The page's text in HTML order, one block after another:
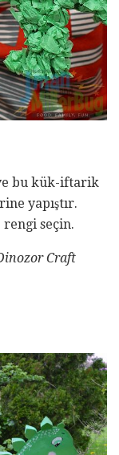
ve bu kük-iftarik
yapıştır.
rengi seçin.
Craft